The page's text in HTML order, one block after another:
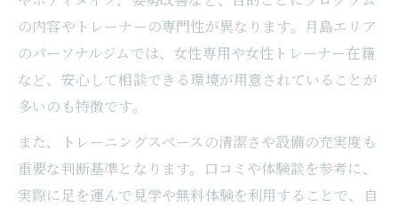
の内容やトレーナーの専門性が異なります。月島エリア
のパーソナルジムでは、女性専用や女性トレーナー在籍
など、安心して相談できる環境が用意されていることが
多いのも特徴です。
また、トレーニングスペースの清潔さや設備の充実度も
重要な判断基準となります。口コミや体験談を参考に、
実際に足を運んで見学や無料体験を利用することで、自